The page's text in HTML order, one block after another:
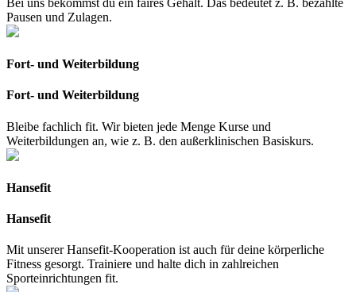
Pausen und Zulagen.
Fort- und Weiterbildung
Fort- und Weiterbildung
Bleibe fachlich fit. Wir bieten jede Menge Kurse und
Weiterbildungen an, wie z. B. den außerklinischen Basiskurs.
Hansefit
Hansefit
Mit unserer Hansefit-Kooperation ist auch für deine körperliche
Fitness gesorgt. Trainiere und halte dich in zahlreichen
Sporteinrichtungen fit.